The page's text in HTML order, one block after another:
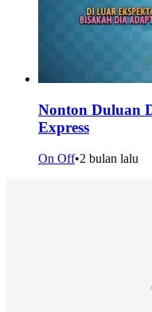
Nonton Duluan
Express
On Off•2 bulan lalu